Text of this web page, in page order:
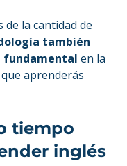
de la cantidad de
también
fundamental en la
aprenderás
tiempo
inglés